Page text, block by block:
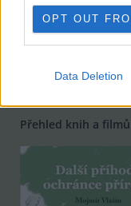
OPT OUT
Data Deletion
8.3.2013
Milé čtenářky a milí
|2|3|4|»
Přehled knih a filmů